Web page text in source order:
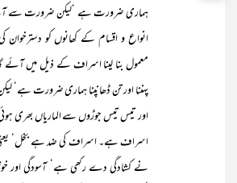
ہماری ضرورت ہے ‘لیکن ضرورت سے
انواع و اقسام کے کھانوں کو دسترخوان
معمول بنا لینا اسراف کے ذیل میں
پہننا اور تن ڈھانپنا ہماری ضرورت ہے‘
اور تیس تیس جوڑوں سے الماریاں بھری
اسراف ہے۔ اسراف کی ضد ہے بخل‘ یعنی
نے کشادگی دے رکھی ہے‘ آسودگی اور